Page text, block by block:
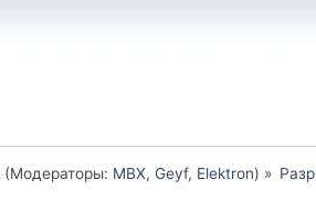
(Модераторы: MBX,Geyf, Elektron) »